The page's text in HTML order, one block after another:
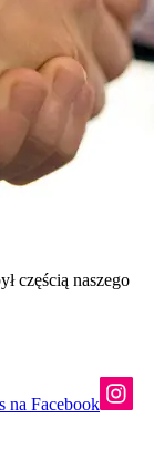
częścią naszego
na Facebook